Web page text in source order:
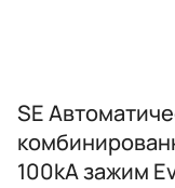
SE
100kA зажим